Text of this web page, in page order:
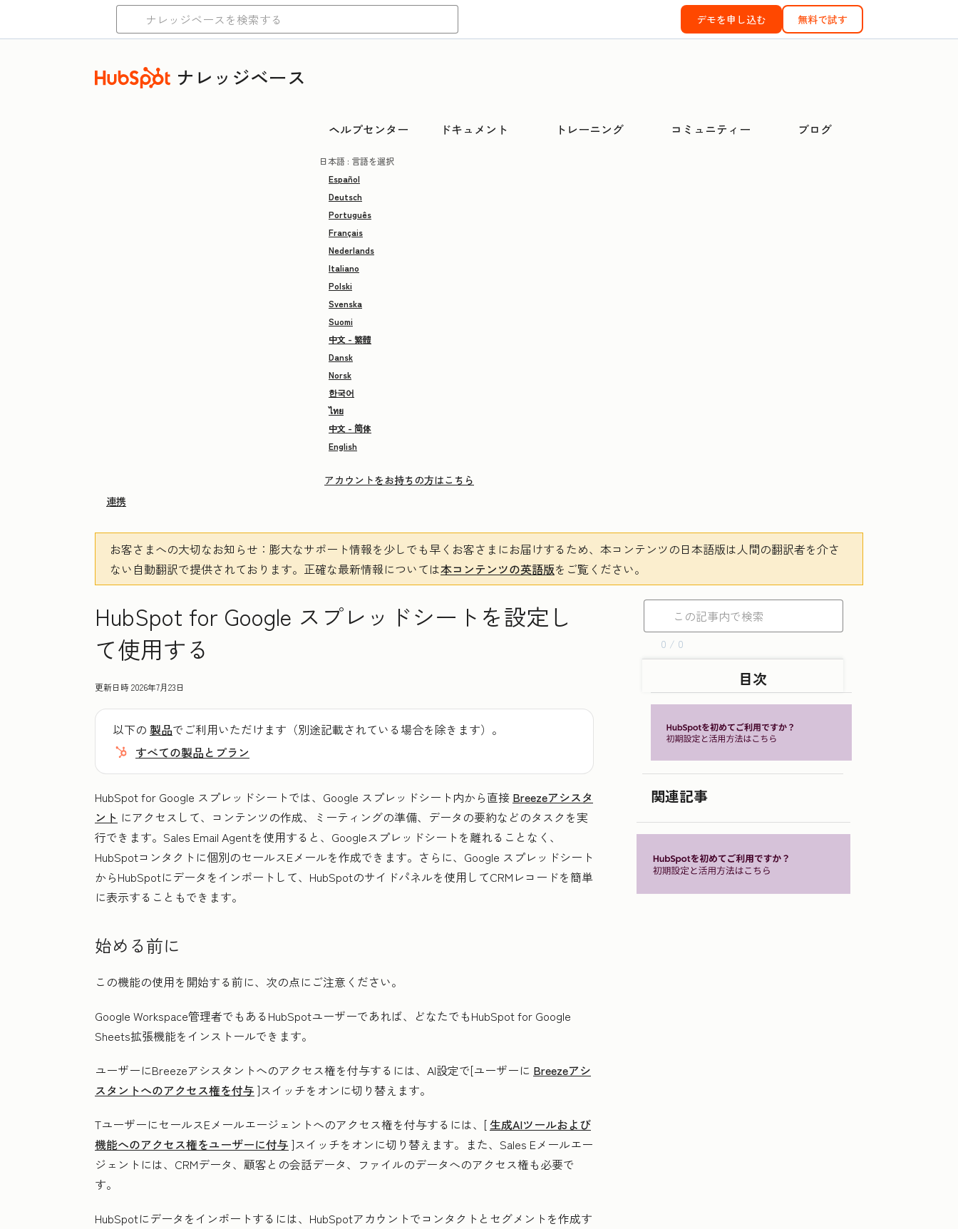
デモを申し込む 無料で試す
ナレッジベース
ヘルプセンター ドキュメント トレーニング コミュニティー ブログ
日本語 : 言語を選択
Español
Deutsch
Português
Français
Nederlands
Italiano
Polski
Svenska
Suomi
中文 - 繁體
Dansk
Norsk
한국어
ไทย
中文 - 简体
English
アカウントをお持ちの方はこちら
連携
お客さまへの大切なお知らせ ：膨大なサポート情報を少しでも早くお客さまにお届けするため、本コンテンツの日本語版は人間の翻訳者を介さ
ない自動翻訳で提供されております。 正確な最新情報については本コンテンツの英語版をご覧ください。
HubSpot for Google スプレッドシートを設定し
て使用する
更新日時2026年7月23日
以下の 製品でご利用いただけます（別途記載されている場合を除きます）。
すべての製品とプラン
HubSpot for Google スプレッドシートでは、Google スプレッドシート内から直接 Breezeアシスタ
ント にアクセスして、コンテンツの作成、ミーティングの準備、データの要約などのタスクを実
行できます。Sales Email Agentを使用すると、Googleスプレッドシートを離れることなく、
HubSpotコンタクトに個別のセールスEメールを作成できます。さらに、Google スプレッドシート
からHubSpotにデータをインポートして、HubSpotのサイドパネルを使用してCRMレコードを簡単
に表示することもできます。
始める前に
この機能の使用を開始する前に、次の点にご注意ください。
Google Workspace管理者でもあるHubSpotユーザーであれば、どなたでもHubSpot for Google
Sheets拡張機能をインストールできます。
ユーザーにBreezeアシスタントへのアクセス権を付与するには、AI設定で[ユーザーに Breezeアシ
スタントへのアクセス権を付与 ]スイッチをオンに切り替えます。
TユーザーにセールスEメールエージェントへのアクセス権を付与するには、[生成AIツールおよび
機能へのアクセス権をユーザーに付与 ]スイッチをオンに切り替えます。 また、Sales Eメールエー
ジェントには、CRMデータ、顧客との会話データ、ファイルのデータへのアクセス権も必要で
す。
HubSpotにデータをインポートするには、HubSpotアカウントでコンタクトとセグメントを作成す
0 / 0
目次
関連記事